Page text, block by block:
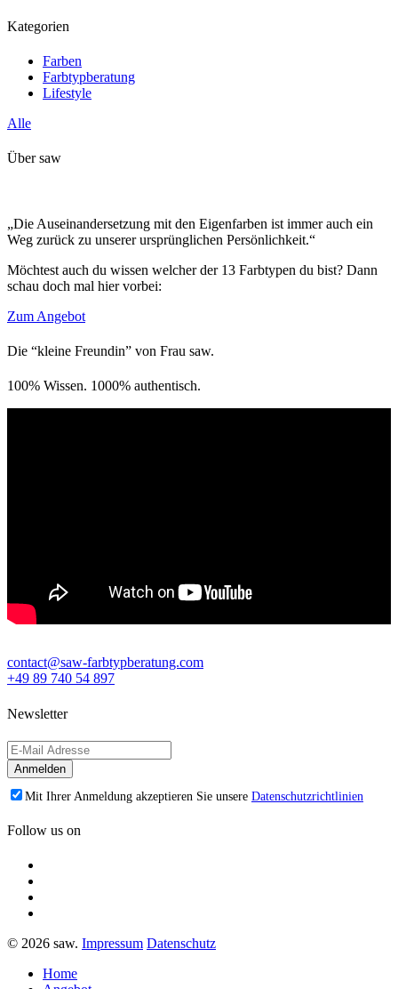
Kategorien
Farben
Farbtypberatung
Lifestyle
Alle
Über saw
„Die Auseinandersetzung mit den Eigenfarben ist immer auch ein
Weg zurück zu unserer ursprünglichen Persönlichkeit.“
Möchtest auch du wissen welcher der 13 Farbtypen du bist? Dann
schau doch mal hier vorbei:
Zum Angebot
Die “kleine Freundin” von Frau saw.
100% Wissen. 1000% authentisch.
contact@saw-farbtypberatung.com
+49 89 740 54 897
Newsletter
Mit Ihrer Anmeldung akzeptieren Sie unsere Datenschutzrichtlinien
Follow us on
© 2026 saw. Impressum Datenschutz
Home